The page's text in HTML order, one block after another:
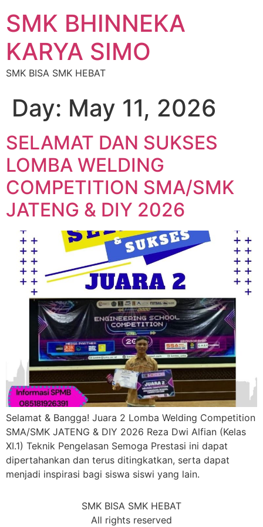
SMK BHINNEKA
KARYA SIMO
SMK BISA SMK HEBAT
Day: May 11, 2026
SELAMAT DAN SUKSES
LOMBA WELDING
COMPETITION SMA/SMK
JATENG & DIY 2026
Selamat & Bangga! Juara 2 Lomba Welding Competition
SMA/SMK JATENG & DIY 2026 Reza Dwi Alfian (Kelas
XI.1) Teknik Pengelasan Semoga Prestasi ini dapat
dipertahankan dan terus ditingkatkan, serta dapat
menjadi inspirasi bagi siswa siswi yang lain.
SMK BISA SMK HEBAT
All rights reserved